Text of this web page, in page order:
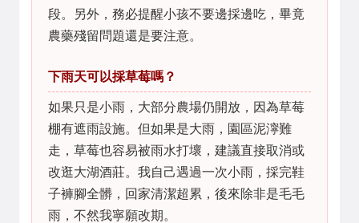
段。另外，務必提醒小孩不要邊採邊吃，畢竟
農藥殘留問題還是要注意。
下雨天可以採草莓嗎？
如果只是小雨，大部分農場仍開放，因為草莓
棚有遮雨設施。但如果是大雨，園區泥濘難
走，草莓也容易被雨水打壞，建議直接取消或
改逛大湖酒莊。我自己遇過一次小雨，採完鞋
子褲腳全髒，回家清潔超累，後來除非是毛毛
雨，不然我寧願改期。